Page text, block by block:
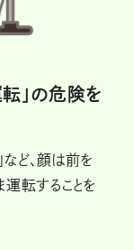
」の危険を
など、顔は前を
転することを